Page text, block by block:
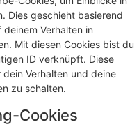
Dies geschieht basierend
Verhalten in
Mit diesen Cookies bist du
ID verknüpft. Diese
Verhalten und deine
zu schalten.
Cookies